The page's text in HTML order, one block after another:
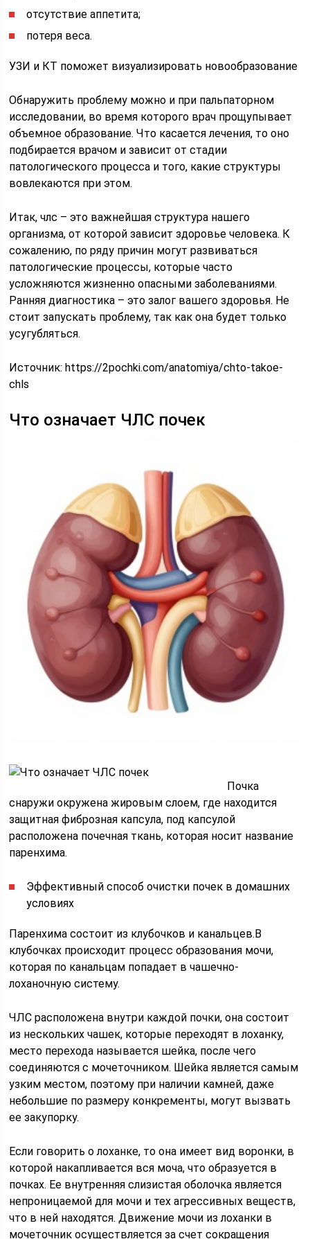
отсутствие аппетита;
потеря веса.
УЗИ и КТ поможет визуализировать новообразование
Обнаружить проблему можно и при пальпаторном
исследовании, во время которого врач прощупывает
объемное образование. Что касается лечения, то оно
подбирается врачом и зависит от стадии
патологического процесса и того, какие структуры
вовлекаются при этом.
Итак, члс – это важнейшая структура нашего
организма, от которой зависит здоровье человека. К
сожалению, по ряду причин могут развиваться
патологические процессы, которые часто
усложняются жизненно опасными заболеваниями.
Ранняя диагностика – это залог вашего здоровья. Не
стоит запускать проблему, так как она будет только
усугубляться.
Источник:https://2pochki.com/anatomiya/chto-takoe-
chls
Что означает ЧЛС почек
Почка
снаружи окружена жировым слоем, где находится
защитная фиброзная капсула, под капсулой
расположена почечная ткань, которая носит название
паренхима.
Эффективный способ очистки почек в домашних
условиях
Паренхима состоит из клубочков и канальцев.В
клубочках происходит процесс образования мочи,
которая по канальцам попадает в чашечно-
лоханочную систему.
ЧЛС расположена внутри каждой почки, она состоит
из нескольких чашек, которые переходят в лоханку,
место перехода называется шейка, после чего
соединяются с мочеточником. Шейка является самым
узким местом, поэтому при наличии камней, даже
небольшие по размеру конкременты, могут вызвать
ее закупорку.
Если говорить о лоханке, то она имеет вид воронки, в
которой накапливается вся моча, что образуется в
почках. Ее внутренняя слизистая оболочка является
непроницаемой для мочи и тех агрессивных веществ,
что в ней находятся. Движение мочи из лоханки в
мочеточник осуществляется за счет сокращения